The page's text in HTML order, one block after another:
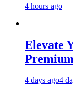
4 hours ago
Elevate
4 days ago4